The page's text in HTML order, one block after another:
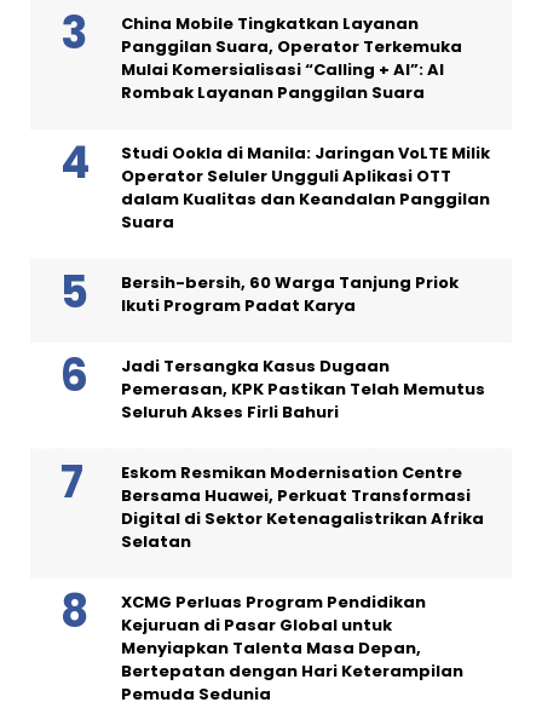
China Mobile Tingkatkan Layanan
Panggilan Suara, Operator Terkemuka
Mulai Komersialisasi “Calling + AI”: AI
Rombak Layanan Panggilan Suara
Studi Ookla di Manila: Jaringan VoLTE Milik
Operator Seluler Ungguli Aplikasi OTT
dalam Kualitas dan Keandalan Panggilan
Suara
Bersih-bersih, 60 Warga Tanjung Priok
Ikuti Program Padat Karya
Jadi Tersangka Kasus Dugaan
Pemerasan, KPK Pastikan Telah Memutus
Seluruh Akses Firli Bahuri
Eskom Resmikan Modernisation Centre
Bersama Huawei, Perkuat Transformasi
Digital di Sektor Ketenagalistrikan Afrika
Selatan
XCMG Perluas Program Pendidikan
Kejuruan di Pasar Global untuk
Menyiapkan Talenta Masa Depan,
Bertepatan dengan Hari Keterampilan
Pemuda Sedunia